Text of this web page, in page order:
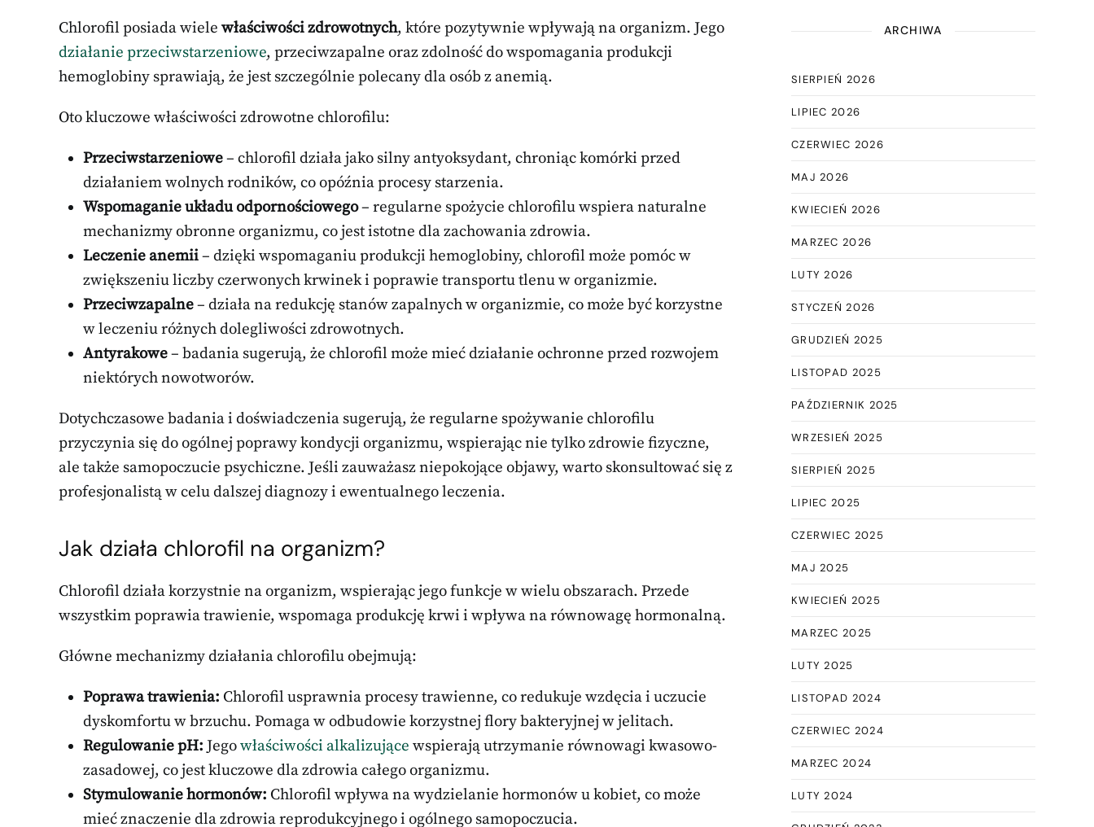
Chlorofil posiada wiele właściwości zdrowotnych, które pozytywnie wpływają na organizm. Jego
działanie przeciwstarzeniowe, przeciwzapalne oraz zdolność do wspomagania produkcji
hemoglobiny sprawiają, że jest szczególnie polecany dla osób z anemią.
Oto kluczowe właściwości zdrowotne chlorofilu:
Przeciwstarzeniowe– chlorofil działa jako silny antyoksydant, chroniąc komórki przed
działaniem wolnych rodników, co opóźnia procesy starzenia.
Wspomaganie układu odpornościowego– regularne spożycie chlorofilu wspiera naturalne
mechanizmy obronne organizmu, co jest istotne dla zachowania zdrowia.
Leczenie anemii– dzięki wspomaganiu produkcji hemoglobiny, chlorofil może pomóc w
zwiększeniu liczby czerwonych krwinek i poprawie transportu tlenu w organizmie.
Przeciwzapalne– działa na redukcję stanów zapalnych w organizmie, co może być korzystne
w leczeniu różnych dolegliwości zdrowotnych.
Antyrakowe– badania sugerują, że chlorofil może mieć działanie ochronne przed rozwojem
niektórych nowotworów.
Dotychczasowe badania i doświadczenia sugerują, że regularne spożywanie chlorofilu
przyczynia się do ogólnej poprawy kondycji organizmu, wspierając nie tylko zdrowie fizyczne,
ale także samopoczucie psychiczne. Jeśli zauważasz niepokojące objawy, warto skonsultować się z
profesjonalistą w celu dalszej diagnozy i ewentualnego leczenia.
Jak działa chlorofil na organizm?
Chlorofil działa korzystnie na organizm, wspierając jego funkcje w wielu obszarach. Przede
wszystkim poprawia trawienie, wspomaga produkcję krwi i wpływa na równowagę hormonalną.
Główne mechanizmy działania chlorofilu obejmują:
Poprawa trawienia: Chlorofil usprawnia procesy trawienne, co redukuje wzdęcia i uczucie
dyskomfortu w brzuchu. Pomaga w odbudowie korzystnej flory bakteryjnej w jelitach.
Regulowanie pH: Jegowłaściwości alkalizujące wspierają utrzymanie równowagi kwasowo-
zasadowej, co jest kluczowe dla zdrowia całego organizmu.
Stymulowanie hormonów: Chlorofil wpływa na wydzielanie hormonów u kobiet, co może
mieć znaczenie dla zdrowia reprodukcyjnego i ogólnego samopoczucia.
ARCHIWA
SIERPIEŃ 2026
LIPIEC 2026
CZERWIEC 2026
MAJ 2026
KWIECIEŃ 2026
MARZEC 2026
LUTY 2026
STYCZEŃ 2026
GRUDZIEŃ 2025
LISTOPAD 2025
PAŹDZIERNIK 2025
WRZESIEŃ 2025
SIERPIEŃ 2025
LIPIEC 2025
CZERWIEC 2025
MAJ 2025
KWIECIEŃ 2025
MARZEC 2025
LUTY 2025
LISTOPAD 2024
CZERWIEC 2024
MARZEC 2024
LUTY 2024